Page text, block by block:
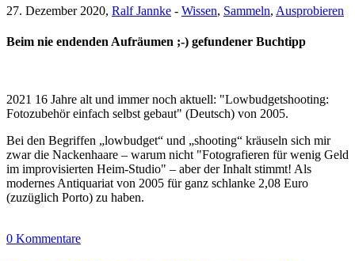
27. Dezember 2020, Ralf Jannke - Wissen, Sammeln, Ausprobieren
Beim nie endenden Aufräumen ;-) gefundener Buchtipp
2021 16 Jahre alt und immer noch aktuell: "Lowbudgetshooting:
Fotozubehör einfach selbst gebaut" (Deutsch) von 2005.
Bei den Begriffen „lowbudget“ und „shooting“ kräuseln sich mir
zwar die Nackenhaare – warum nicht "Fotografieren für wenig Geld
im improvisierten Heim-Studio" – aber der Inhalt stimmt! Als
modernes Antiquariat von 2005 für ganz schlanke 2,08 Euro
(zuzüglich Porto) zu haben.
0 Kommentare